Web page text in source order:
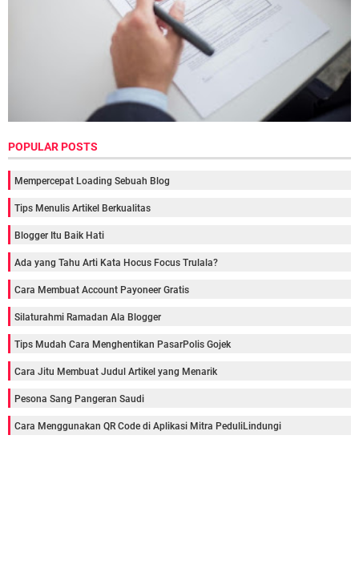
POPULAR POSTS
Mempercepat Loading Sebuah Blog
Tips Menulis Artikel Berkualitas
Blogger Itu Baik Hati
Ada yang Tahu Arti Kata Hocus Focus Trulala?
Cara Membuat Account Payoneer Gratis
Silaturahmi Ramadan Ala Blogger
Tips Mudah Cara Menghentikan PasarPolis Gojek
Cara Jitu Membuat Judul Artikel yang Menarik
Pesona Sang Pangeran Saudi
Cara Menggunakan QR Code di Aplikasi Mitra PeduliLindungi